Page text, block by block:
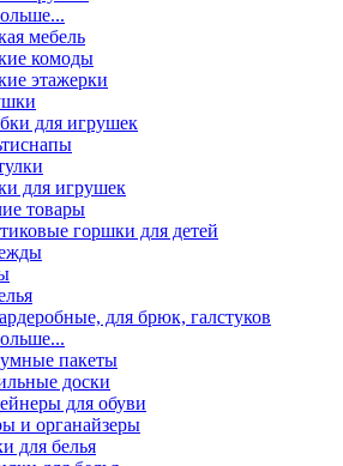
мебель
комоды
этажерки
для игрушек
для игрушек
товары
горшки для детей
для брюк, галстуков
пакеты
доски
для обуви
и органайзеры
для белья